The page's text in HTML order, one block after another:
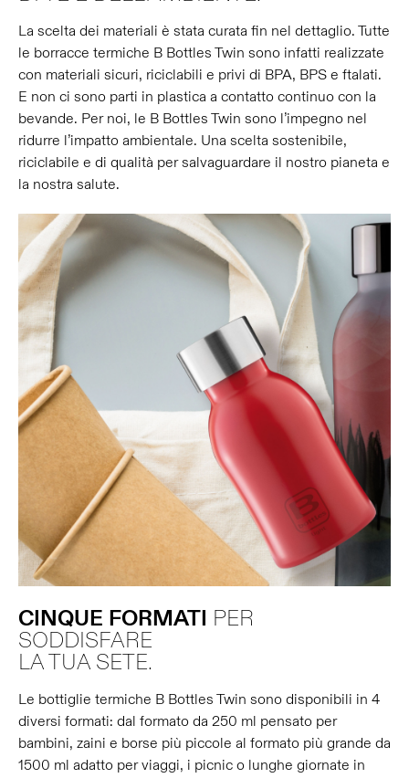
La scelta dei materiali è stata curata fin nel dettaglio. Tutte
le borracce termiche B Bottles Twin sono infatti realizzate
con materiali sicuri, riciclabili e privi di BPA, BPS e ftalati.
E non ci sono parti in plastica a contatto continuo con la
bevande. Per noi, le B Bottles Twin sono l’impegno nel
ridurre l’impatto ambientale. Una scelta sostenibile,
riciclabile e di qualità per salvaguardare il nostro pianeta e
la nostra salute.
CINQUE FORMATI PER
SODDISFARE
LA TUA SETE.
Le bottiglie termiche B Bottles Twin sono disponibili in 4
diversi formati: dal formato da 250 ml pensato per
bambini, zaini e borse più piccole al formato più grande da
1500 ml adatto per viaggi, i picnic o lunghe giornate in